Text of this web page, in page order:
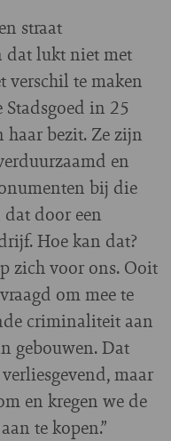
straat
dat lukt niet met
verschil te maken
Stadsgoed in 25
bezit. Ze zijn
en
bij die
dat door een
Hoe kan dat?
zich voor ons. Ooit
om mee te
criminaliteit aan
gebouwen. Dat
maar
en kregen we de
te kopen.”